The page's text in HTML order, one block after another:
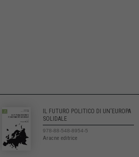
IL FUTURO POLITICO DI UN'EUROPA
SOLIDALE
978-88-548-8954-5
Aracne editrice